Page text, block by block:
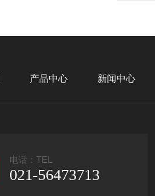
产品中心 新闻中心
电话：TEL
021-56473713